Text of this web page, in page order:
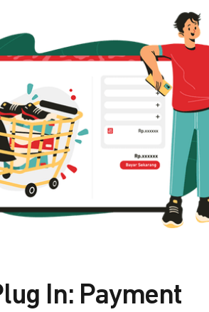
In: Payment